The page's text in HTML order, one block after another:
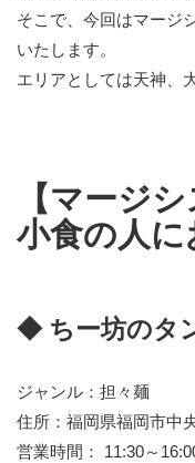
そこで、今回はマージ
いたします。
エリアとしては天神、
【マージ
小食の人に
◆ ちー坊のタ
ジャンル：担々麺
住所：福岡県福岡市中
営業時間： 11:30～